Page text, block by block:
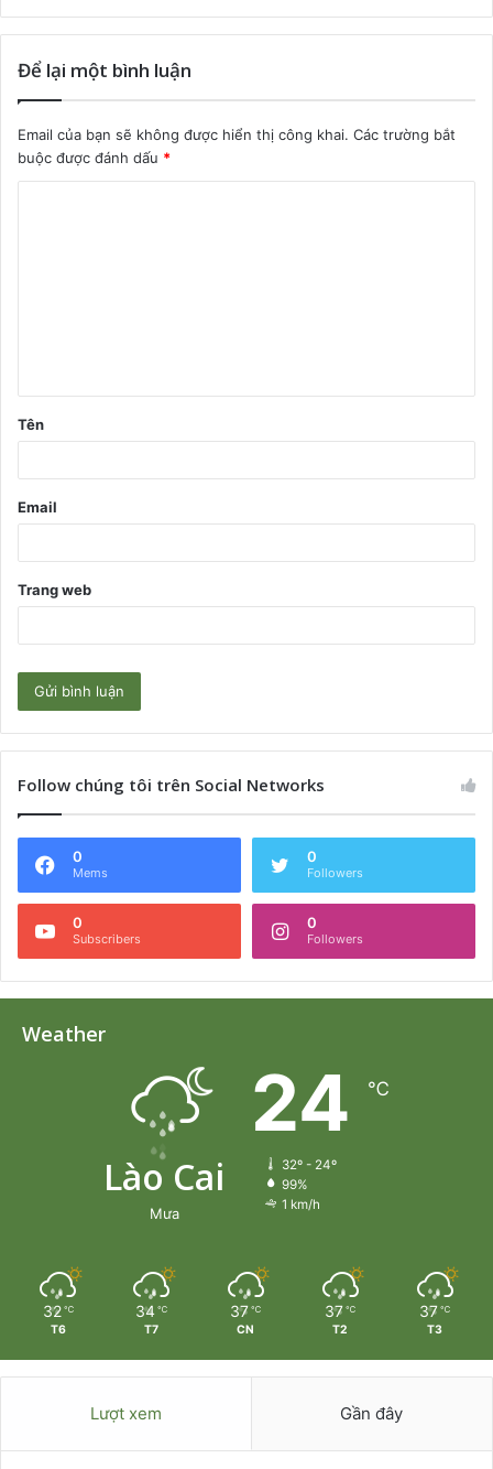
Để lại một bình luận
Email của bạn sẽ không được hiển thị công khai. Các trường bắt
buộc được đánh dấu *
ậ
n
Tên
Email
Trang web
Follow chúng tôi trên Social Networks
0
Mems
0
Followers
0
Subscribers
0
Followers
Weather
Lào Cai
Mưa
24 ℃
32º - 24º
99%
1 km/h
32 ℃
T6
34 ℃
T7
37 ℃
CN
37 ℃
T2
37 ℃
T3
Lượt xem Gần đây